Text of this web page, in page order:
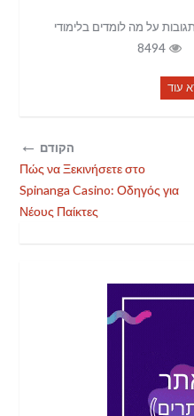
על מה לומדים בלימודי
8494
עוד
← הקודם
Πώς να Ξεκινήσετε στο
Spinanga Casino: Οδηγός για
Νέους Παίκτες